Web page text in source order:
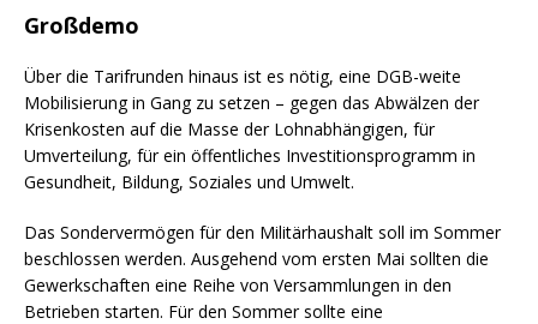
Großdemo
Über die Tarifrunden hinaus ist es nötig, eine DGB-weite
Mobilisierung in Gang zu setzen – gegen das Abwälzen der
Krisenkosten auf die Masse der Lohnabhängigen, für
Umverteilung, für ein öffentliches Investitionsprogramm in
Gesundheit, Bildung, Soziales und Umwelt.
Das Sondervermögen für den Militärhaushalt soll im Sommer
beschlossen werden. Ausgehend vom ersten Mai sollten die
Gewerkschaften eine Reihe von Versammlungen in den
Betrieben starten. Für den Sommer sollte eine